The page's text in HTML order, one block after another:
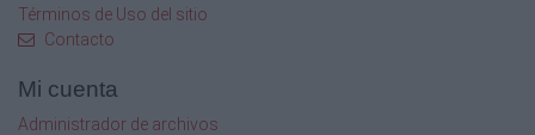
Términos de Uso del sitio
Contacto
Mi cuenta
Administrador de archivos